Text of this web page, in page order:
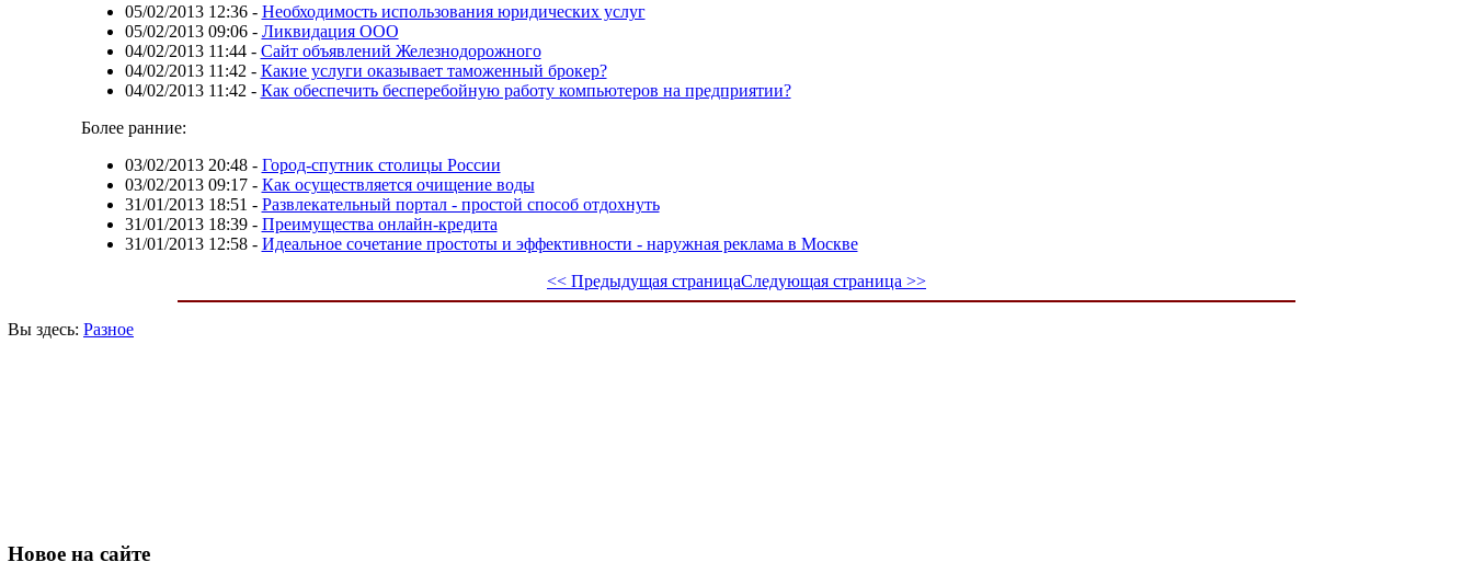
05/02/2013 12:36- Необходимость использования юридических услуг
05/02/2013 09:06- Ликвидация ООО
04/02/2013 11:44- Сайт объявлений Железнодорожного
04/02/2013 11:42 - Какие услуги оказывает таможенный брокер?
04/02/2013 11:42 - Как обеспечить бесперебойную работу компьютеров на предприятии?
Более ранние:
03/02/2013 20:48- Город-спутник столицы России
03/02/2013 09:17- Как осуществляется очищение воды
31/01/2013 18:51 - Развлекательный портал - простой способ отдохнуть
31/01/2013 18:39- Преимущества онлайн-кредита
31/01/2013 12:58- Идеальное сочетание простоты и эффективности - наружная реклама в Москве
<< Предыдущая страницаСледующая страница >>
Вы здесь: Разное
Новое на сайте